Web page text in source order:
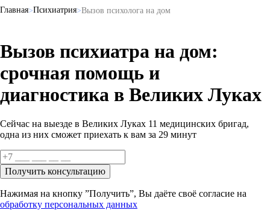
Главная Психиатрия Вызов психолога на дом
Вызов психиатра на дом:
срочная помощь и
диагностика в Великих Луках
Сейчас на выезде в Великих Луках 11 медицинских бригад,
одна из них сможет приехать к вам за 29 минут
Получить консультацию
Нажимая на кнопку ”Получить”, Вы даёте своё согласие на
обработку персональных данных